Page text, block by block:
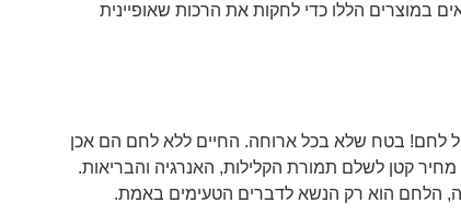
במוצרים הללו כדי לחקות את הרכות שאופיינית
לחם! בטח שלא בכל ארוחה. החיים ללא לחם הם אכן
קטן לשלם תמורת הקלילות, האנרגיה והבריאות.
הלחם הוא רק הנשא לדברים הטעימים באמת.